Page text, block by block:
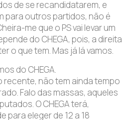
de se recandidatarem, e
para outros partidos, não é
me que o PS vai levar um
do CHEGA, pois, a direita
o que tem. Mas já lá vamos.
do CHEGA.
recente, não tem ainda tempo
Falo das massas, aqueles
O CHEGA terá,
para eleger de 12 a 18